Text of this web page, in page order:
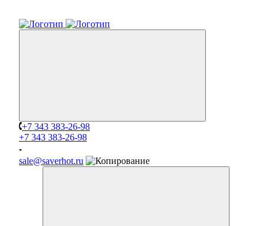
+7 343 383-26-98
+7 343 383-26-98
sale@saverhot.ru